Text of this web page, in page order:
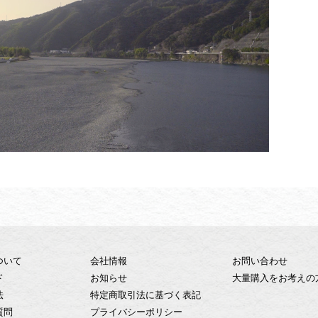
いて
問
会社情報
お知らせ
特定商取引法に基づく表記
プライバシーポリシー
お問い合わせ
大量購入をお考えの